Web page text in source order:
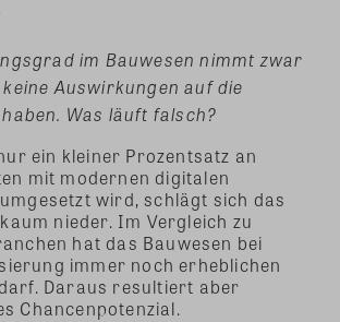
im Bauwesen nimmt zwar
Auswirkungen auf die
Was läuft falsch?
ein kleiner Prozentsatz an
mit modernen digitalen
wird, schlägt sich das
nieder. Im Vergleich zu
hat das Bauwesen bei
immer noch erheblichen
Daraus resultiert aber
Chancenpotenzial.